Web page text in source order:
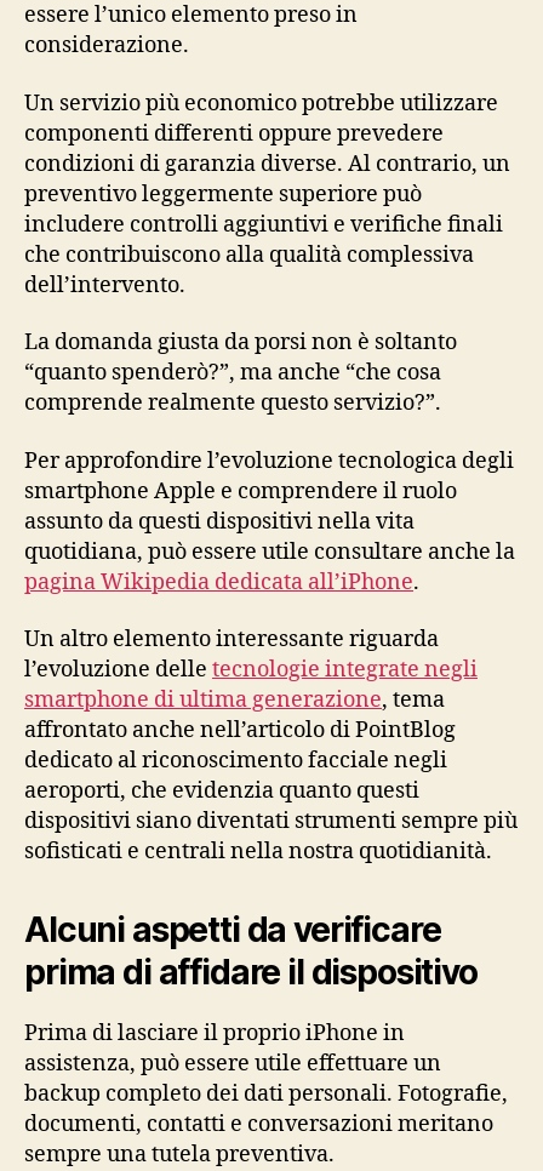
essere l’unico elemento preso in
considerazione.
Un servizio più economico potrebbe utilizzare
componenti differenti oppure prevedere
condizioni di garanzia diverse. Al contrario, un
preventivo leggermente superiore può
includere controlli aggiuntivi e verifiche finali
che contribuiscono alla qualità complessiva
dell’intervento.
La domanda giusta da porsi non è soltanto
“quanto spenderò?”, ma anche “che cosa
comprende realmente questo servizio?”.
Per approfondire l’evoluzione tecnologica degli
smartphone Apple e comprendere il ruolo
assunto da questi dispositivi nella vita
quotidiana, può essere utile consultare anche la
pagina Wikipedia dedicata all’iPhone.
Un altro elemento interessante riguarda
l’evoluzione delle tecnologie integrate negli
smartphone di ultima generazione, tema
affrontato anche nell’articolo di PointBlog
dedicato al riconoscimento facciale negli
aeroporti, che evidenzia quanto questi
dispositivi siano diventati strumenti sempre più
sofisticati e centrali nella nostra quotidianità.
Alcuni aspetti da verificare
prima di affidare il dispositivo
Prima di lasciare il proprio iPhone in
assistenza, può essere utile effettuare un
backup completo dei dati personali. Fotografie,
documenti, contatti e conversazioni meritano
sempre una tutela preventiva.